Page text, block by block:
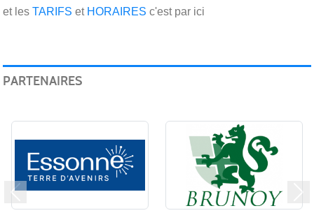
et les TARIFS et HORAIRES c'est par ici
PARTENAIRES